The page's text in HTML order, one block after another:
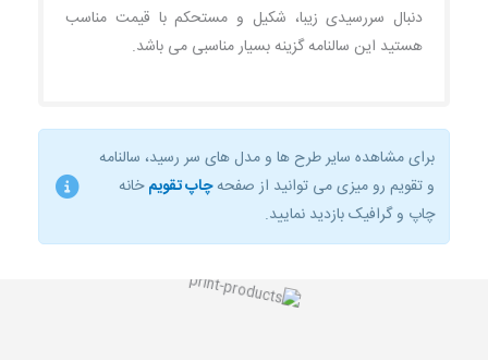
دنبال سررسیدی زیبا، شکیل و مستحکم با قیمت مناسب
هستید این سالنامه گزینه بسیار مناسبی می باشد.
برای مشاهده سایر طرح ها و مدل های سر رسید، سالنامه
و تقویم رو میزی می توانید از صفحهچاپ تقویمخانه
چاپ و گرافیک بازدید نمایید.